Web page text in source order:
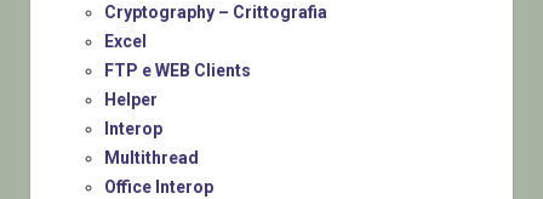
Cryptography – Crittografia
Excel
FTP e WEB Clients
Helper
Interop
Multithread
Office Interop